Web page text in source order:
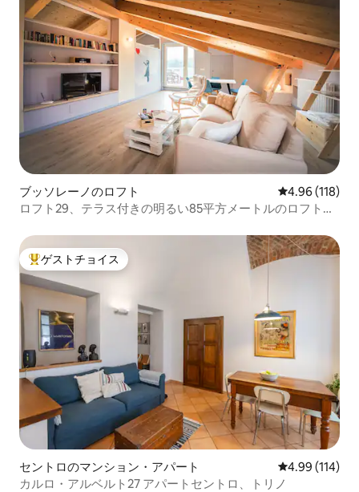
ブッソレーノのロフト レビュー118
4.96 (118)
ロフト29、テラス付きの明るい85平方メートルのロフトア
大好評のゲストチョイスです。
ゲストチョイス
セントロのマンション・アパート レビュー114
4.99 (114)
カルロ・アルベルト27 アパートセントロ、トリノ